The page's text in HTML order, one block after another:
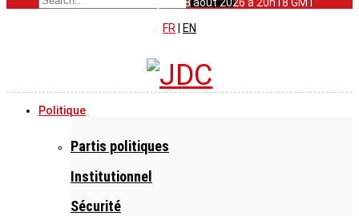
FR
EN
Politique
Partis politiques
Institutionnel
Sécurité